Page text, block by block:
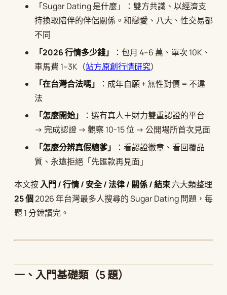
「Sugar Dating 是什麼」：雙方共識、以經濟支
持換取陪伴的伴侶關係。和戀愛、八大、性交易都
不同
「2026 行情多少錢」
：包月 4–6 萬、單次 10K、
車馬費 1–3K（站方原創行情研究）
「在台灣合法嗎」
：成年自願 + 無性對價 = 不違
法
「怎麼開始」
：選有真人＋財力雙重認證的平台
→ 完成認證 → 觀察 10-15 位 → 公開場所首次見面
「怎麼分辨真假糖爹」
：看認證徽章、看回覆品
質、永遠拒絕「先匯款再見面」
本文按入門 / 行情 / 安全 / 法律 / 關係 / 結束六大類整理
25 個2026 年台灣最多人搜尋的 Sugar Dating 問題，每
題 1 分鐘讀完。
一、入門基礎類（5 題）